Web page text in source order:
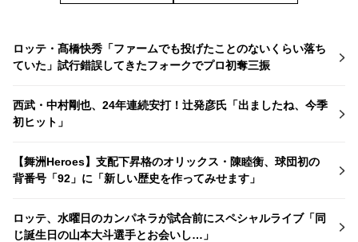
ロッテ・髙橋快秀「ファームでも投げたことのないくらい落ち
ていた」試行錯誤してきたフォークでプロ初奪三振
西武・中村剛也、24年連続安打！辻発彦氏「出ましたね、今季
初ヒット」
【舞洲Heroes】支配下昇格のオリックス・陳睦衡、球団初の
背番号「92」に「新しい歴史を作ってみせます」
ロッテ、水曜日のカンパネラが試合前にスペシャルライブ「同
じ誕生日の山本大斗選手とお会いし…」